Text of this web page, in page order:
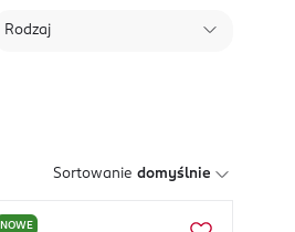
Rodzaj
Sortowanie domyślnie
NOWE